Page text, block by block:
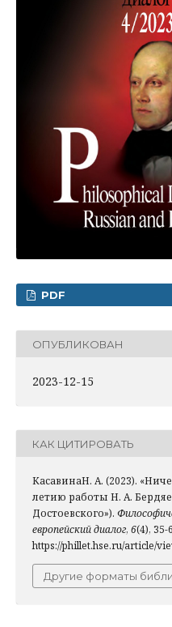
PDF
ОПУБЛИКОВАН
2023-12-15
КАК ЦИТИРОВАТЬ
КасавинаН. А. (2023).
летию работы Н. А.
Достоевского»).
европейский диалог, 6(4),
https://phillet.hse.ru/article/
Другие форматы